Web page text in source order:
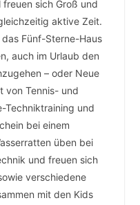
sich Groß und
aktive Zeit.
Fünf-Sterne-Haus
auch im Urlaub den
– oder Neue
von Tennis- und
Techniktraining und
bei einem
üben bei
und freuen sich
verschiedene
mit den Kids